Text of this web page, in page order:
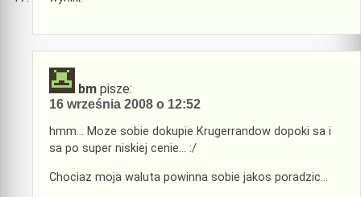
bm pisze:
16 września 2008 o 12:52
hmm… Moze sobie dokupie Krugerrandow dopoki sa i
sa po super niskiej cenie… :/
Chociaz moja waluta powinna sobie jakos poradzic…